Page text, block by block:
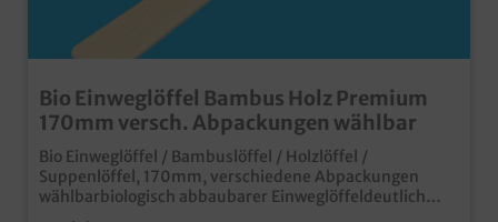
Bio Einweglöffel Bambus Holz Premium
170mm versch. Abpackungen wählbar
Bio Einweglöffel / Bambuslöffel / Holzlöffel /
Suppenlöffel, 170mm, verschiedene Abpackungen
wählbarbiologisch abbaubarer Einweglöffeldeutlich
angenehmeres Mundgefühl als herkömmliche